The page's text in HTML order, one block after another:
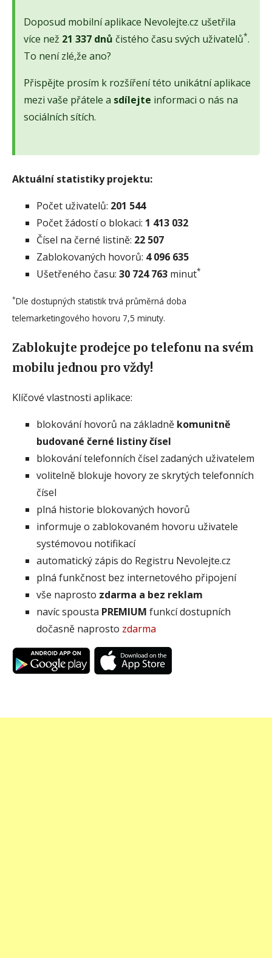
Doposud mobilní aplikace Nevolejte.cz ušetřila
více než 21 337 dnů čistého času svých uživatelů*.
To není zlé,že ano?
Přispějte prosím k rozšíření této unikátní aplikace
mezi vaše přátele a sdílejte informaci o nás na
sociálních sítích.
Aktuální statistiky projektu:
Počet uživatelů: 201 544
Počet žádostí o blokaci: 1 413 032
Čísel na černé listině: 22 507
Zablokovaných hovorů: 4 096 635
Ušetřeného času: 30 724 763 minut*
*Dle dostupných statistik trvá průměrná doba
telemarketingového hovoru 7,5 minuty.
Zablokujte prodejce po telefonu na svém
mobilu jednou pro vždy!
Klíčové vlastnosti aplikace:
blokování hovorů na základně komunitně
budované černé listiny čísel
blokování telefonních čísel zadaných uživatelem
volitelně blokuje hovory ze skrytých telefonních
čísel
plná historie blokovaných hovorů
informuje o zablokovaném hovoru uživatele
systémovou notifikací
automatický zápis do Registru Nevolejte.cz
plná funkčnost bez internetového připojení
vše naprosto zdarma a bez reklam
navíc spousta PREMIUM funkcí dostupních
dočasně naprosto zdarma